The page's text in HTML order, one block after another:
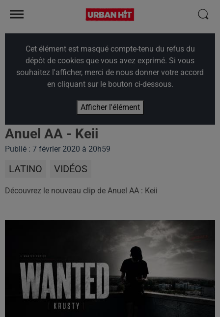
Cet élément est masqué compte-tenu du refus du
dépôt de cookies que vous avez exprimé. Si vous
souhaitez l'afficher, merci de nous donner votre accord
en cliquant sur le bouton ci-dessous.
Afficher l'élément
Anuel AA - Keii
Publié : 7 février 2020 à 20h59
LATINO VIDÉOS
Découvrez le nouveau clip de Anuel AA : Keii